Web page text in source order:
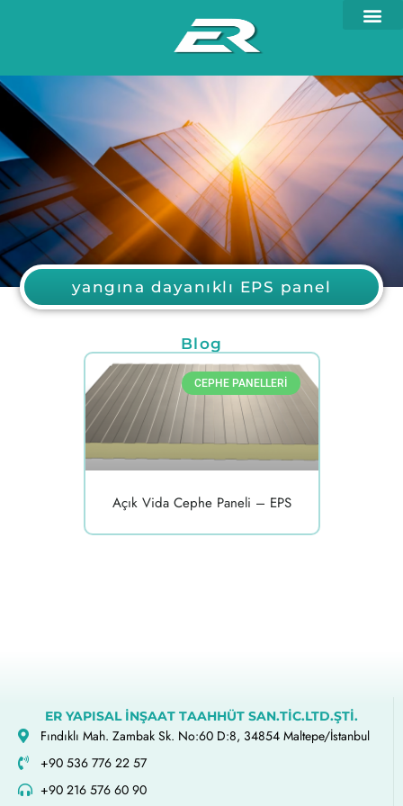
yangına dayanıklı EPS panel
Blog
CEPHE PANELLERI
Açık Vida Cephe Paneli – EPS
ER YAPISAL İNŞAAT TAAHHÜT SAN.TİC.LTD.ŞTİ.
Fındıklı Mah. Zambak Sk. No:60 D:8, 34854 Maltepe/İstanbul
+90 536 776 22 57
+90 216 576 60 90